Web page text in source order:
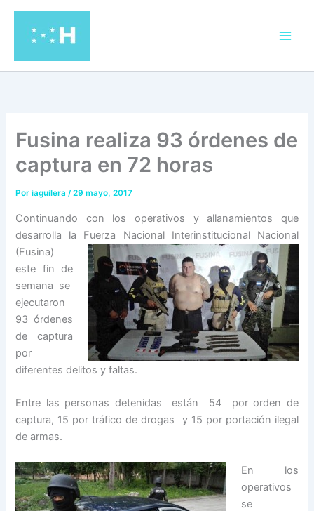
contenido
Fusina realiza 93 órdenes de
captura en 72 horas
Poriaguilera/29 mayo, 2017
Continuando con los operativos y allanamientos que
desarrolla la Fuerza Nacional Interinstitucional Nacional
(Fusina)
este fin de
semana se
ejecutaron
93 órdenes
de captura
por
diferentes delitos y faltas.
Entre las personas detenidas están 54 por orden de
captura, 15 por tráfico de drogas y 15 por portación ilegal
de armas.
En los
operativos
se